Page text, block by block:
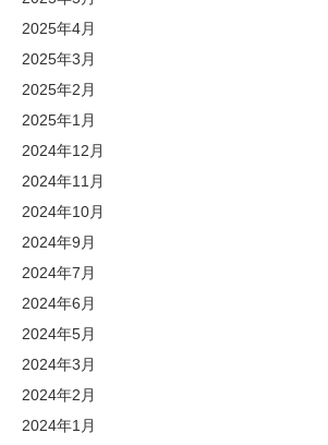
2025年4月
2025年3月
2025年2月
2025年1月
2024年12月
2024年11月
2024年10月
2024年9月
2024年7月
2024年6月
2024年5月
2024年3月
2024年2月
2024年1月